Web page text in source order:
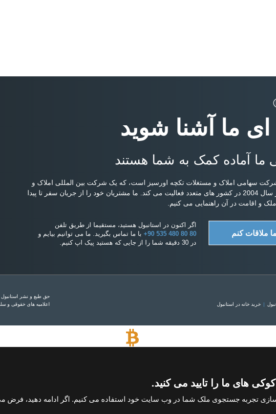
ای ما آشنا شوید
آماده کمک به شما هستند
سهامی املاک و مستغلات تکچه اورسیز است، که یک شرکت بین المللی املاک و
مستغلات در خارج از کشور است و از سال 2004 در کشور های متعدد فعالیت می کند. ما مشتریان خود را از جریان سفر تا پیدا
و اقامت در آن راهنمایی می کنیم.
ملاقات کنم
اگر اکنون در استانبول هستید، مستقیما از طریق تلفن
+90 535 480 80 80 با ما تماس بگیرید. ما می توانیم بیایم و
در 30 دقیقه شما را از جایی که هستید پیک اپ کنیم.
خرید خانه در استانبول
حق طبع و نشر استانبول هومز 2014 - 2026. همه حقوق
اعلامیه های خقوقی و
های ما را تایید می کنید.
تجربه جستجوی ملک شما در وب سایت خود استفاده می کنیم. اگر ادامه دهید، فرض